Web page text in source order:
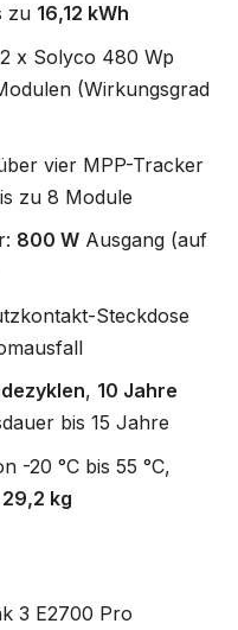
zu 16,12 kWh
x Solyco 480 Wp
(Wirkungsgrad
vier MPP-Tracker
zu 8 Module
800 W Ausgang (auf
Steckdose
, 10 Jahre
bis 15 Jahre
-20 °C bis 55 °C,
29,2 kg
3 E2700 Pro